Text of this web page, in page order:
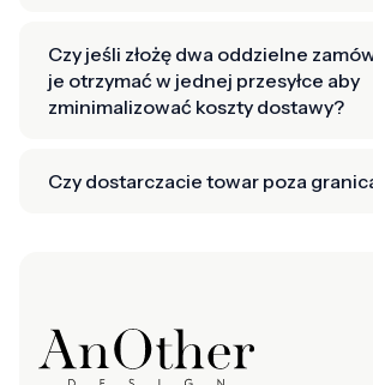
Czy jeśli złożę dwa oddzielne
je otrzymać w jednej przesyłce aby
zminimalizować koszty dostawy?
Czy dostarczacie towar poza